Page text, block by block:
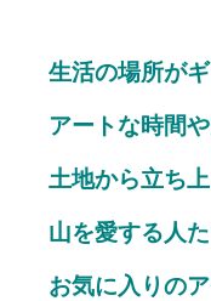
生活の場所が
アートな時間
土地から立ち
山を愛する人
お気に入りの